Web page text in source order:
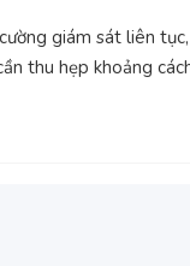
giám sát liên
thu hẹp khoảng